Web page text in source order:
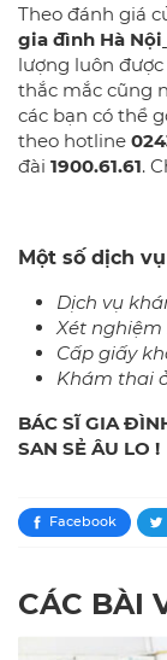
Theo đánh giá
gia đình Hà Nội
lượng luôn
thắc mắc cũng
các bạn có thể
theo hotline
đài 1900.61.61.
Một số dịch
Dịch vụ
Xét
Cấp giấy
Khám thai
BÁC SĨ GIA
SAN SẺ ÂU LO !
Facebook
CÁC BÀI